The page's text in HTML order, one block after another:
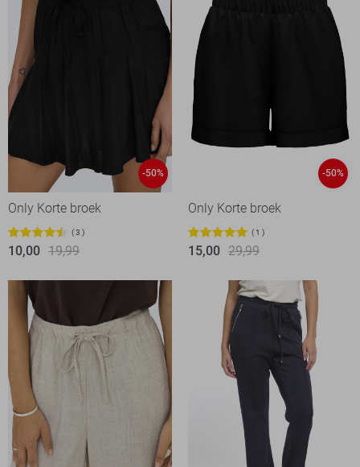
-50%
Only Korte broek
3
10,00 19,99
-50%
Only Korte broek
1
15,00 29,99